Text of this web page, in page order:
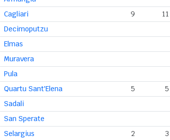
Cagliari
9 11
Decimoputzu
Elmas
Muravera
Pula
Quartu Sant'Elena
5 5
Sadali
San Sperate
Selargius
2 3